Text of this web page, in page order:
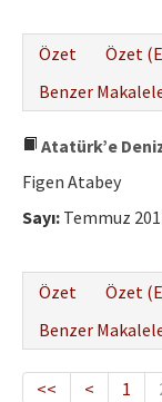
Özet
Özet
Benzer
Atatürk’e
Figen Atabey
Sayı: Temmuz
Özet
Özet
Benzer
<< < 1